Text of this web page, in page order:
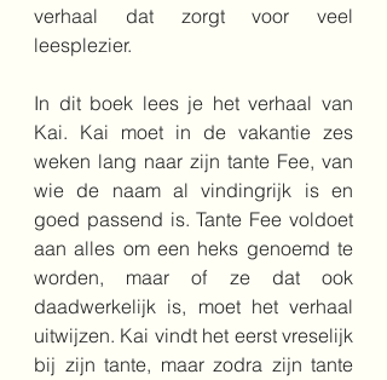
verhaal dat zorgt voor veel
leesplezier.
In dit boek lees je het verhaal van
Kai. Kai moet in de vakantie zes
weken lang naar zijn tante Fee, van
wie de naam al vindingrijk is en
goed passend is. Tante Fee voldoet
aan alles om een heks genoemd te
worden, maar of ze dat ook
daadwerkelijk is, moet het verhaal
uitwijzen. Kai vindt het eerst vreselijk
bij zijn tante, maar zodra zijn tante